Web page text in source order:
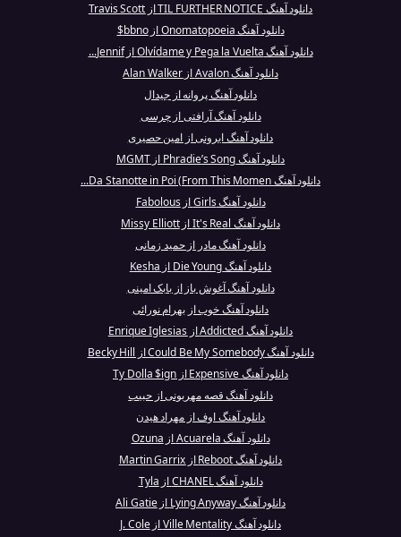
دانلود آهنگ TIL FURTHER NOTICE از Travis Scott
دانلود آهنگ Onomatopoeia از bbno$
دانلود آهنگ Olvídame y Pega la Vuelta از Jennif...
دانلود آهنگ Avalon از Alan Walker
دانلود آهنگ پروانه از جیدال
دانلود آهنگ آرافتی از چرسی
دانلود آهنگ ایرونی از امین حصیری
دانلود آهنگ Phradie’s Song از MGMT
دانلود آهنگ Da Stanotte in Poi (From This Momen...
دانلود آهنگ Girls از Fabolous
دانلود آهنگ It's Real از Missy Elliott
دانلود آهنگ مادر از حمید زمانی
دانلود آهنگ Die Young از Kesha
دانلود آهنگ آغوش باز از بابک امینی
دانلود آهنگ خوب از بهرام نورائی
دانلود آهنگ Addicted از Enrique Iglesias
دانلود آهنگ Could Be My Somebody از Becky Hill
دانلود آهنگ Expensive از Ty Dolla $ign
دانلود آهنگ قصه مهربونی از حبیب
دانلود آهنگ اوف از مهراد هیدن
دانلود آهنگ Acuarela از Ozuna
دانلود آهنگ Reboot از Martin Garrix
دانلود آهنگ CHANEL از Tyla
دانلود آهنگ Lying Anyway از Ali Gatie
دانلود آهنگ Ville Mentality از J. Cole